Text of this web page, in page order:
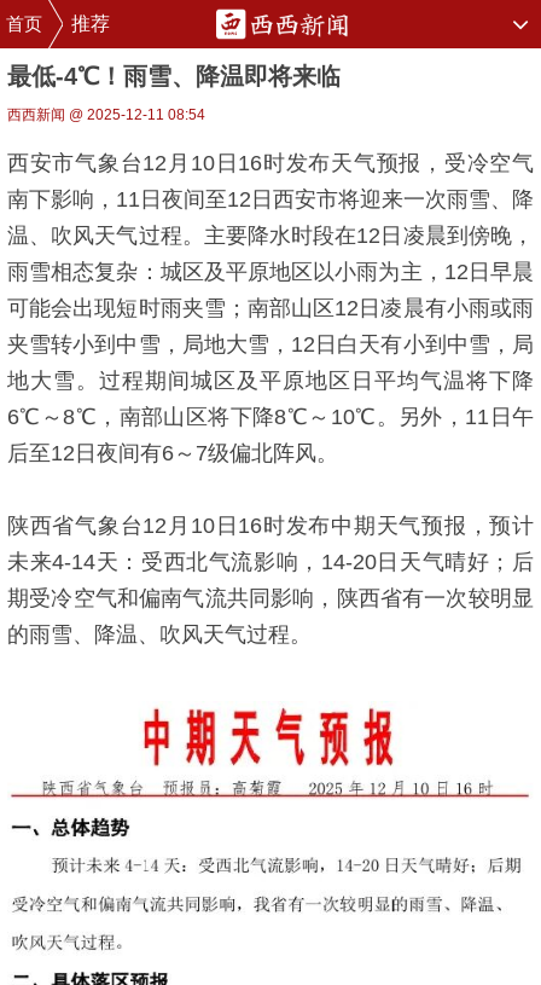
首页 推荐
最低-4℃！雨雪、降温即将来临
西西新闻 @ 2025-12-11 08:54
西安市气象台12月10日16时发布天气预报，受冷空气
南下影响，11日夜间至12日西安市将迎来一次雨雪、降
温、吹风天气过程。主要降水时段在12日凌晨到傍晚，
雨雪相态复杂：城区及平原地区以小雨为主，12日早晨
可能会出现短时雨夹雪；南部山区12日凌晨有小雨或雨
夹雪转小到中雪，局地大雪，12日白天有小到中雪，局
地大雪。过程期间城区及平原地区日平均气温将下降
6℃～8℃，南部山区将下降8℃～10℃。另外，11日午
后至12日夜间有6～7级偏北阵风。
陕西省气象台12月10日16时发布中期天气预报，预计
未来4-14天：受西北气流影响，14-20日天气晴好；后
期受冷空气和偏南气流共同影响，陕西省有一次较明显
的雨雪、降温、吹风天气过程。